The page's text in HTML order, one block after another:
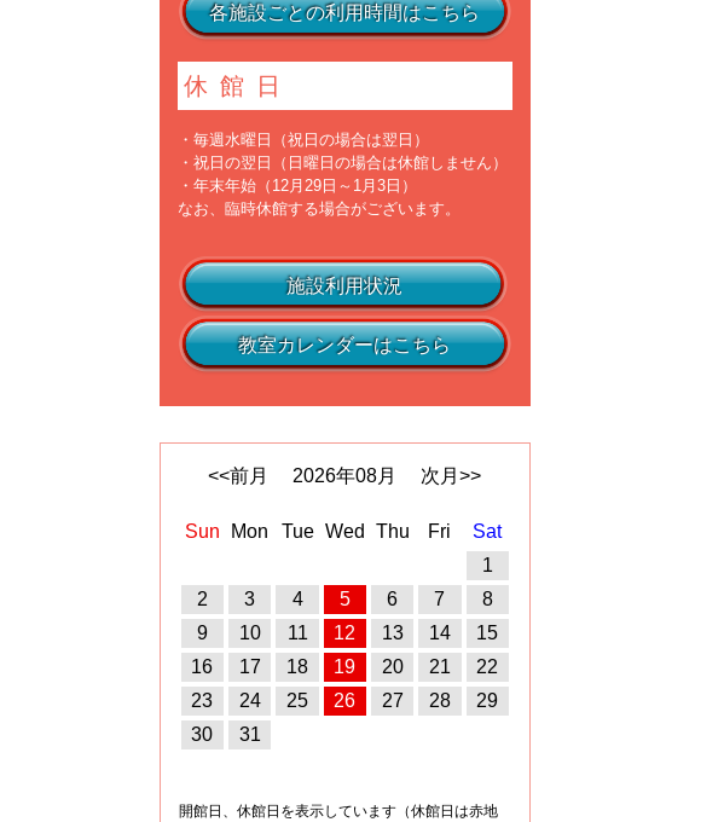
各施設ごとの利用時間はこちら
休館日
・毎週水曜日（祝日の場合は翌日）
・祝日の翌日（日曜日の場合は休館しません）
・年末年始（12月29日～1月3日）
なお、臨時休館する場合がございます。
施設利用状況
教室カレンダーはこちら
<<前月 2026年08月 次月>>
Sun Mon Tue Wed Thu Fri
Sat
1
2
3 4 5 6 7
8
9
10 11 12 13 14
15
16
17 18 19 20 21
22
23
24 25 26 27 28
29
30
31
開館日、休館日を表示しています（休館日は赤地